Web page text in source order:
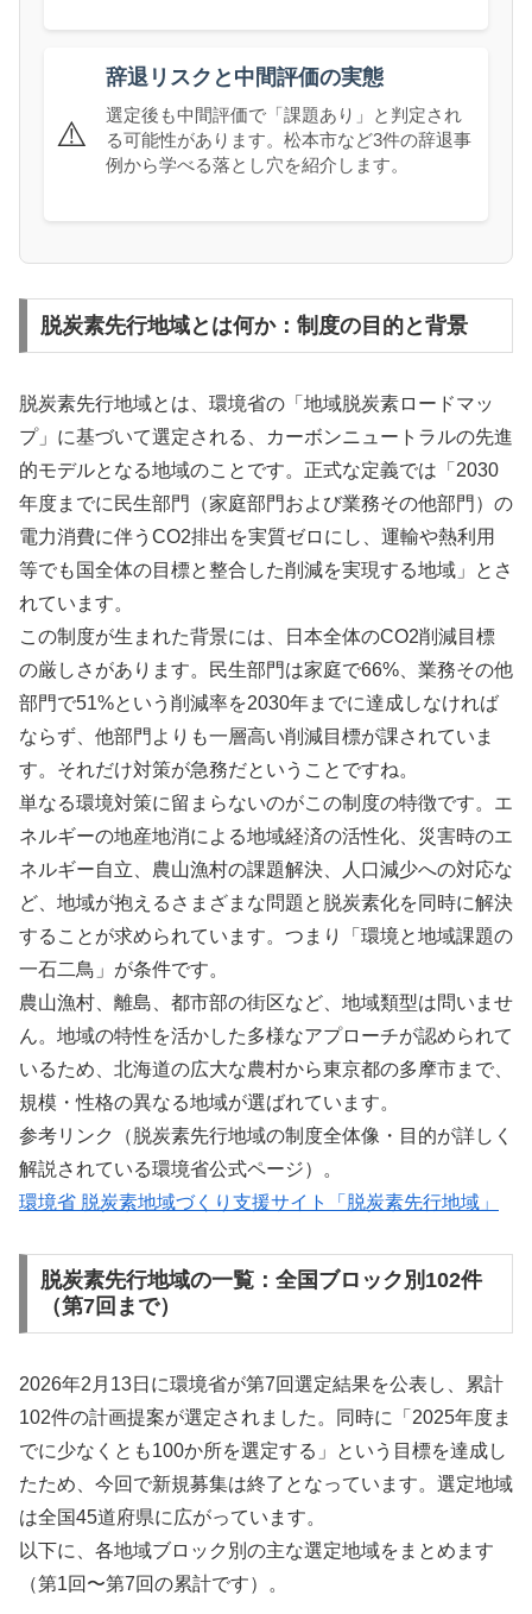
⚠️
辞退リスクと中間評価の実態
選定後も中間評価で「課題あり」と判定され
る可能性があります。松本市など3件の辞退事
例から学べる落とし穴を紹介します。
脱炭素先行地域とは何か：制度の目的と背景
脱炭素先行地域とは、環境省の「地域脱炭素ロードマッ
プ」に基づいて選定される、カーボンニュートラルの先進
的モデルとなる地域のことです。正式な定義では「2030
年度までに民生部門（家庭部門および業務その他部門）の
電力消費に伴うCO2排出を実質ゼロにし、運輸や熱利用
等でも国全体の目標と整合した削減を実現する地域」とさ
れています。
この制度が生まれた背景には、日本全体のCO2削減目標
の厳しさがあります。民生部門は家庭で66%、業務その他
部門で51%という削減率を2030年までに達成しなければ
ならず、他部門よりも一層高い削減目標が課されていま
す。それだけ対策が急務だということですね。
単なる環境対策に留まらないのがこの制度の特徴です。エ
ネルギーの地産地消による地域経済の活性化、災害時のエ
ネルギー自立、農山漁村の課題解決、人口減少への対応な
ど、地域が抱えるさまざまな問題と脱炭素化を同時に解決
することが求められています。つまり「環境と地域課題の
一石二鳥」が条件です。
農山漁村、離島、都市部の街区など、地域類型は問いませ
ん。地域の特性を活かした多様なアプローチが認められて
いるため、北海道の広大な農村から東京都の多摩市まで、
規模・性格の異なる地域が選ばれています。
参考リンク（脱炭素先行地域の制度全体像・目的が詳しく
解説されている環境省公式ページ）。
環境省 脱炭素地域づくり支援サイト「脱炭素先行地域」
脱炭素先行地域の一覧：全国ブロック別102件
（第7回まで）
2026年2月13日に環境省が第7回選定結果を公表し、累計
102件の計画提案が選定されました。同時に「2025年度ま
でに少なくとも100か所を選定する」という目標を達成し
たため、今回で新規募集は終了となっています。選定地域
は全国45道府県に広がっています。
以下に、各地域ブロック別の主な選定地域をまとめます
（第1回〜第7回の累計です）。